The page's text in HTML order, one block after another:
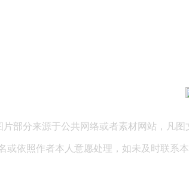
部分来源于公共网络或者素材网站，凡
或依照作者本人意愿处理，如未及时联系